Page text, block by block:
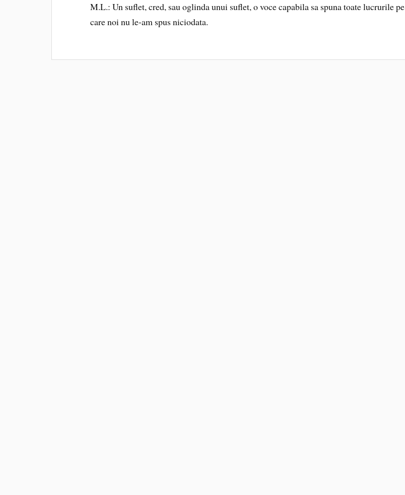
M.L.: Un suflet, cred, sau oglinda unui suflet, o voce capabila sa spuna toate lucrurile pe
care noi nu le-am spus niciodata.